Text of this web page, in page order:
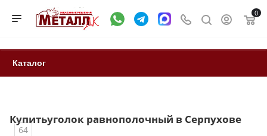
0
Каталог
Купитьуголок равнополочный в Серпухове
64